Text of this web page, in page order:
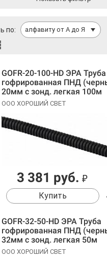
по: алфавиту от А до Я
GOFR-20-100-HD ЭРА Труба
гофрированная ПНД
20мм с зонд. легкая 100м
ООО ХОРОШИЙ СВЕТ
3 381 руб. ₽
Купить
GOFR-32-50-HD ЭРА Труба
гофрированная ПНД
32мм с зонд. легкая 50м
ООО ХОРОШИЙ СВЕТ